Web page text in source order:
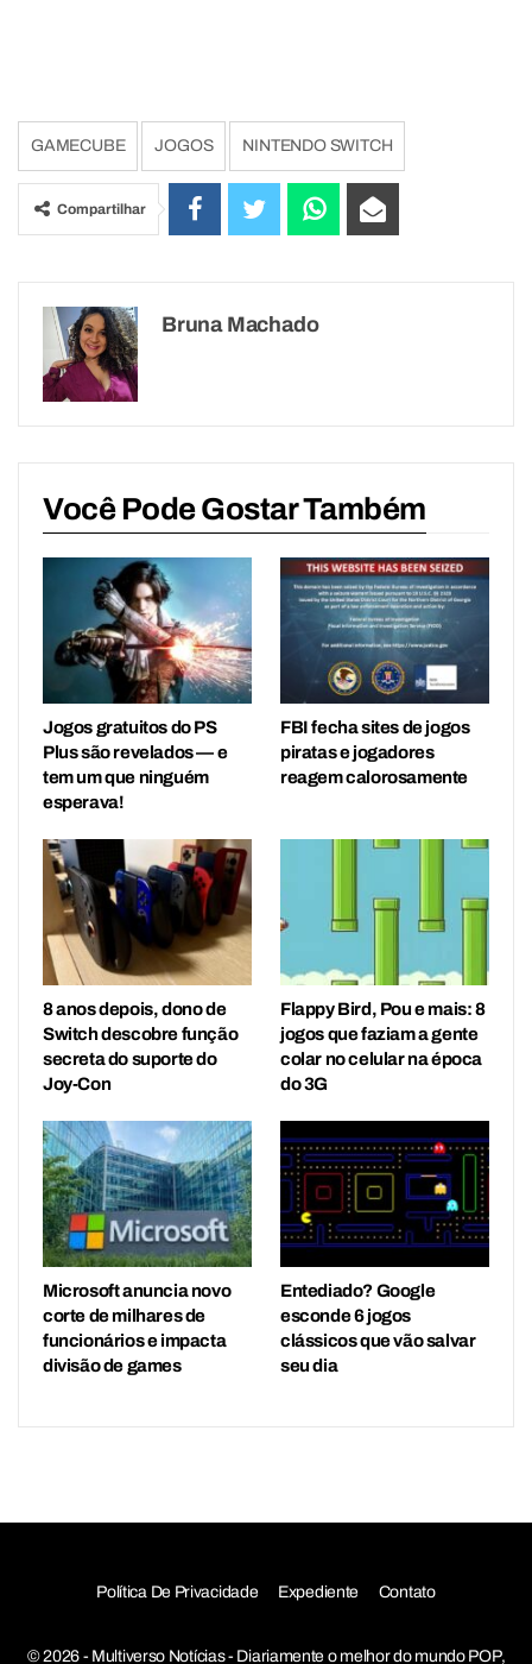
GAMECUBE JOGOS NINTENDO SWITCH
Compartilhar
Bruna Machado
Você Pode Gostar Também
Jogos gratuitos do PS
Plus são revelados — e
tem um que ninguém
esperava!
FBI fecha sites de jogos
piratas e jogadores
reagem calorosamente
8 anos depois, dono de
Switch descobre função
secreta do suporte do
Joy-Con
Flappy Bird, Pou e mais: 8
jogos que faziam a gente
colar no celular na época
do 3G
Microsoft anuncia novo
corte de milhares de
funcionários e impacta
divisão de games
Entediado? Google
esconde 6 jogos
clássicos que vão salvar
seu dia
Política De Privacidade Expediente Contato
© 2026 - Multiverso Notícias - Diariamente o melhor do mundo POP,